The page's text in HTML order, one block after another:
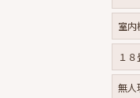
室内
１
無人